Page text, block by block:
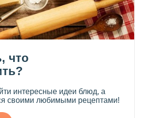
что
интересные идеи блюд, а
своими любимыми рецептами!